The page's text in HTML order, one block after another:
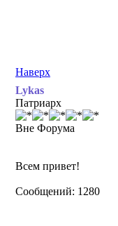
Наверх
Lykas
Патриарх
Вне Форума
Всем привет!
Сообщений: 1280